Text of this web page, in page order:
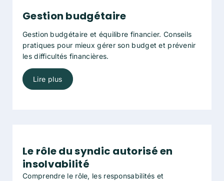
Gestion budgétaire
Gestion budgétaire et équilibre financier. Conseils
pratiques pour mieux gérer son budget et prévenir
les difficultés financières.
Lire plus
Le rôle du syndic autorisé en
insolvabilité
Comprendre le rôle, les responsabilités et